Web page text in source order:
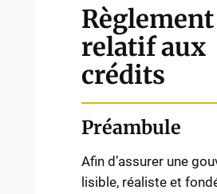
Règlement
relatif aux
crédits
Préambule
Afin d’assurer une
lisible, réaliste et